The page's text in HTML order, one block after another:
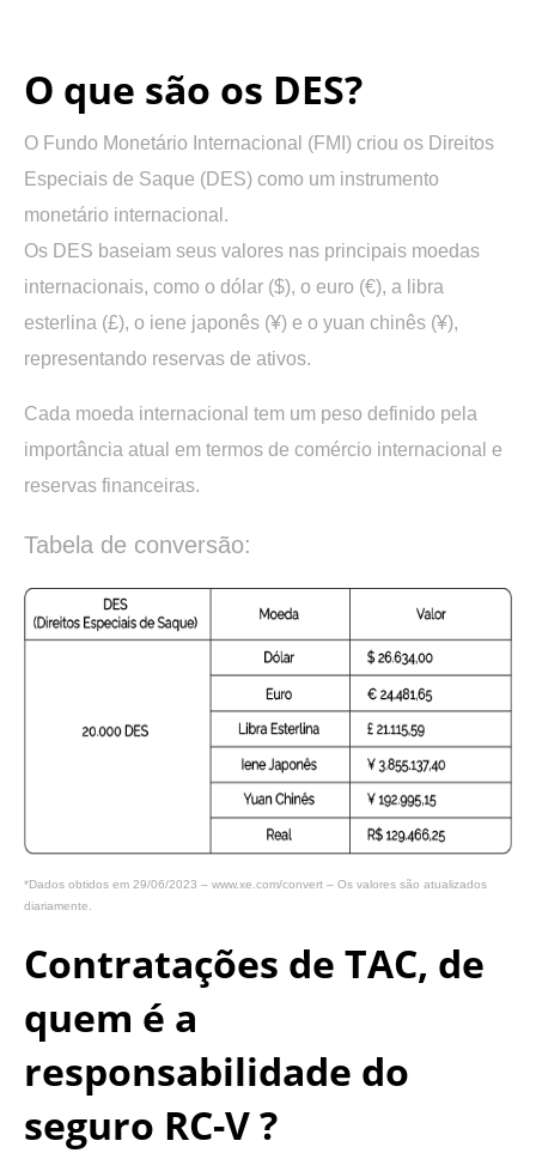
O que são os DES?
O Fundo Monetário Internacional (FMI) criou os Direitos
Especiais de Saque (DES) como um instrumento
monetário internacional.
Os DES baseiam seus valores nas principais moedas
internacionais, como o dólar ($), o euro (€), a libra
esterlina (£), o iene japonês (¥) e o yuan chinês (¥),
representando reservas de ativos.
Cada moeda internacional tem um peso definido pela
importância atual em termos de comércio internacional e
reservas financeiras.
Tabela de conversão:
*Dados obtidos em 29/06/2023 – www.xe.com/convert – Os valores são atualizados
diariamente.
Contratações de TAC, de
quem é a
responsabilidade do
seguro RC-V ?